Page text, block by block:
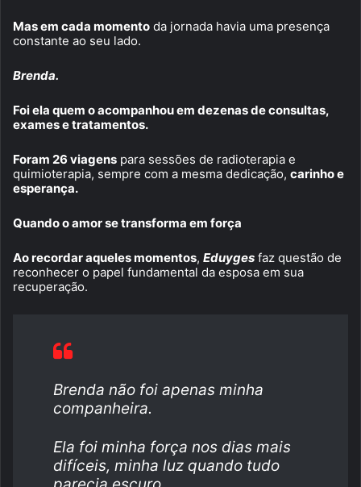
Mas em cada momento da jornada havia uma presença
constante ao seu lado.
Brenda.
Foi ela quem o acompanhou em dezenas de consultas,
exames e tratamentos.
Foram 26 viagens para sessões de radioterapia e
quimioterapia, sempre com a mesma dedicação, carinho e
esperança.
Quando o amor se transforma em força
Ao recordar aqueles momentos, Eduyges faz questão de
reconhecer o papel fundamental da esposa em sua
recuperação.
Brenda não foi apenas minha
companheira.
Ela foi minha força nos dias mais
difíceis, minha luz quando tudo